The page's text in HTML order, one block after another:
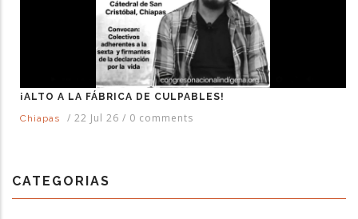
¡ALTO A LA FÁBRICA DE CULPABLES!
Chiapas
/ 22 Jul 26 / 0 comments
CATEGORIAS